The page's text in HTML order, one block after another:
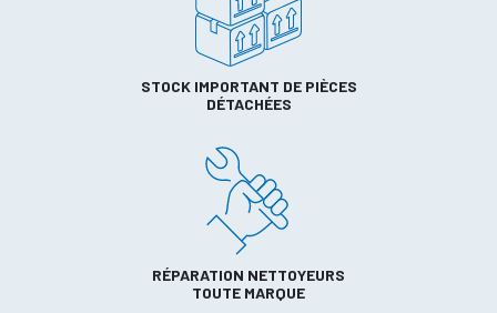
STOCK IMPORTANT DE PIÈCES
DÉTACHÉES
RÉPARATION NETTOYEURS
TOUTE MARQUE